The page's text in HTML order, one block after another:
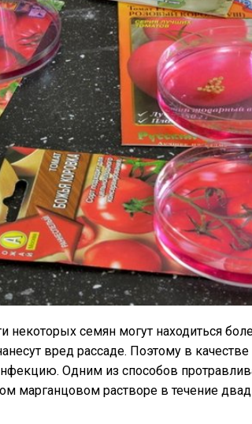
некоторых семян могут находиться
вред рассаде. Поэтому в
Одним из способов
марганцовом растворе в течение